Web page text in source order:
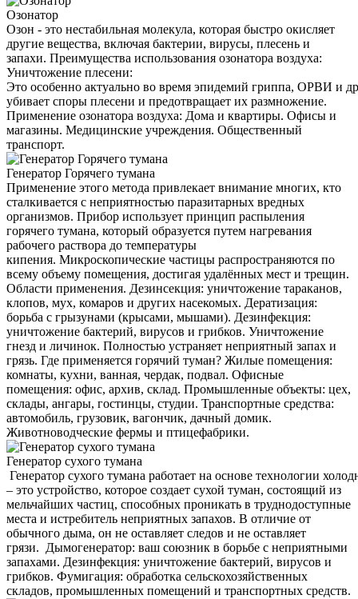
Озонатор
Озон - это нестабильная молекула, которая быстро окисляет
другие вещества, включая бактерии, вирусы, плесень и
запахи. Преимущества использования озонатора воздуха:
Уничтожение плесени:
Это особенно актуально во время эпидемий гриппа, ОРВИ и
убивает споры плесени и предотвращает их размножение.
Применение озонатора воздуха: Дома и квартиры. Офисы и
магазины. Медицинские учреждения. Общественный
транспорт.
Генератор Горячего тумана
Применение этого метода привлекает внимание многих, кто
сталкивается с неприятностью паразитарных вредных
организмов. Прибор использует принцип распыления
горячего тумана, который образуется путем нагревания
рабочего раствора до температуры
кипения. Микроскопические частицы распространяются по
всему объему помещения, достигая удалённых мест и трещин.
Области применения. Дезинсекция: уничтожение тараканов,
клопов, мух, комаров и других насекомых. Дератизация:
борьба с грызунами (крысами, мышами). Дезинфекция:
уничтожение бактерий, вирусов и грибков. Уничтожение
гнезд и личинок. Полностью устраняет неприятный запах и
грязь. Где применяется горячий туман? Жилые помещения:
комнаты, кухни, ванная, чердак, подвал. Офисные
помещения: офис, архив, склад. Промышленные объекты: цех,
склады, ангары, гостинцы, студии. Транспортные средства:
автомобиль, грузовик, вагончик, дачный домик.
Животноводческие фермы и птицефабрики.
Генератор сухого тумана
Генератор сухого тумана работает на основе технологии
– это устройство, которое создает сухой туман, состоящий из
мельчайших частиц, способных проникать в труднодоступные
места и истребитель неприятных запахов. В отличие от
обычного дыма, он не оставляет следов и не оставляет
грязи. Дымогенератор: ваш союзник в борьбе с неприятными
запахами. Дезинфекция: уничтожение бактерий, вирусов и
грибков. Фумигация: обработка сельскохозяйственных
складов, промышленных помещений и транспортных средств.